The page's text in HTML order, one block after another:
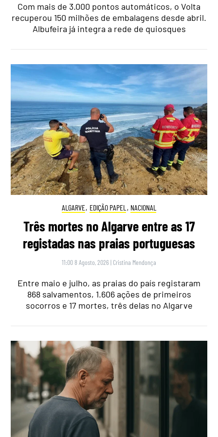
Com mais de 3.000 pontos automáticos, o Volta
recuperou 150 milhões de embalagens desde abril.
Albufeira já integra a rede de quiosques
ALGARVE, EDIÇÃO PAPEL , NACIONAL
Três mortes no Algarve entre as 17
registadas nas praias portuguesas
11:00 8 Agosto, 2026 | Cristina Mendonça
Entre maio e julho, as praias do país registaram
868 salvamentos, 1.606 ações de primeiros
socorros e 17 mortes, três delas no Algarve